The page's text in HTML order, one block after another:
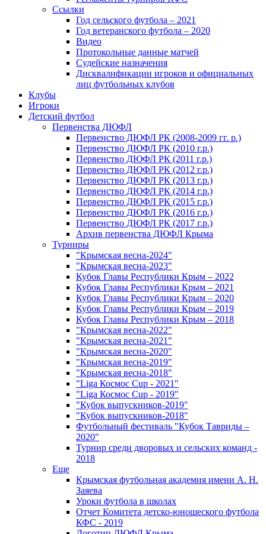
Ссылки
Год сельского футбола – 2021
Год ветеранского футбола – 2020
Видео
Протокольные данные матчей
Судейские назначения
Дисквалификации игроков и официальных
лиц футбольных клубов
Клубы
Игроки
Детский футбол
Первенства ДЮФЛ
Первенство ДЮФЛ РК (2008-2009 гг. р.)
Первенство ДЮФЛ РК (2010 г.р.)
Первенство ДЮФЛ РК (2011 г.р.)
Первенство ДЮФЛ РК (2012 г.р.)
Первенство ДЮФЛ РК (2013 г.р.)
Первенство ДЮФЛ РК (2014 г.р.)
Первенство ДЮФЛ РК (2015 г.р.)
Первенство ДЮФЛ РК (2016 г.р.)
Первенство ДЮФЛ РК (2017 г.р.)
Архив первенства ДЮФЛ Крыма
Турниры
"Крымская весна-2024"
"Крымская весна-2023"
Кубок Главы Республики Крым – 2022
Кубок Главы Республики Крым – 2021
Кубок Главы Республики Крым – 2020
Кубок Главы Республики Крым – 2019
Кубок Главы Республики Крым – 2018
"Крымская весна-2022"
"Крымская весна-2021"
"Крымская весна-2020"
"Крымская весна-2019"
"Крымская весна-2018"
"Liga Космос Cup - 2021"
"Liga Космос Cup - 2019"
"Кубок выпускников-2019"
"Кубок выпускников-2018"
Футбольный фестиваль "Кубок Тавриды –
2020"
Турнир среди дворовых и сельских команд -
2018
Еще
Крымская футбольная академия имени А. Н.
Заяева
Уроки футбола в школах
Отчет Комитета детско-юношеского футбола
КФС - 2019